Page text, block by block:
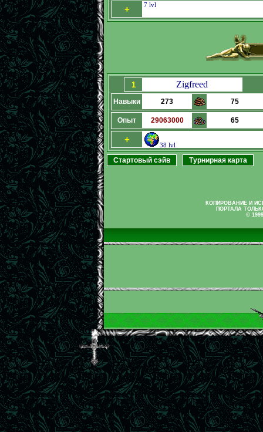
+ 7 lvl
1 Zigfreed
Навыки 273 75
Опыт 29063000 65
+
38 lvl
Стартовый сэйв Турнирная карта
КОПИРОВАНИЕ И
ПОРТАЛА
©